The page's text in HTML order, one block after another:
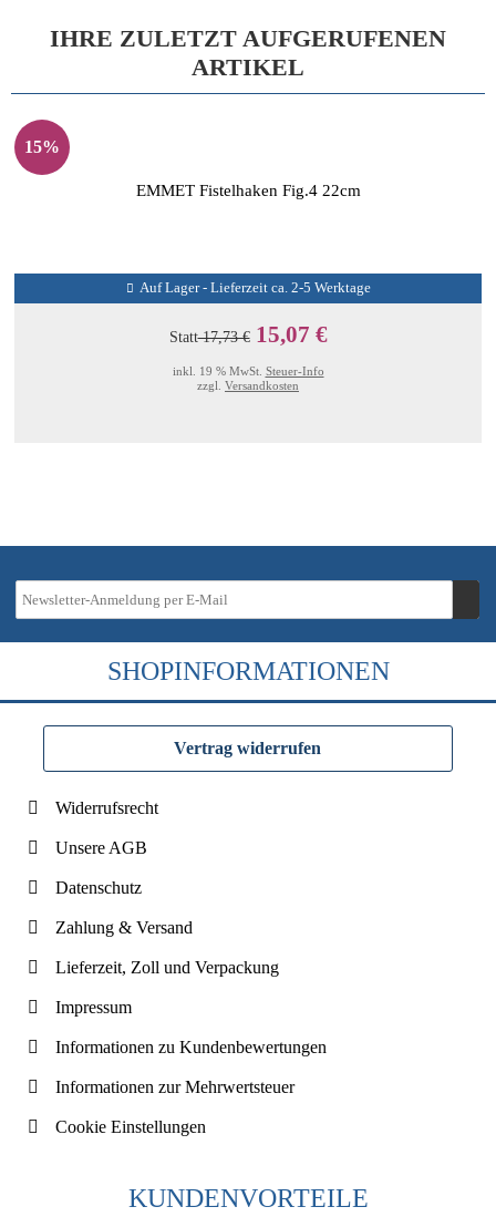
IHRE ZULETZT AUFGERUFENEN
ARTIKEL
15%
EMMET Fistelhaken Fig.4 22cm
Auf Lager - Lieferzeit ca. 2-5 Werktage
Statt17,73 € 15,07 €
inkl. 19 % MwSt. Steuer-Info
zzgl. Versandkosten
SHOPINFORMATIONEN
Vertrag widerrufen
Widerrufsrecht
Unsere AGB
Datenschutz
Zahlung & Versand
Lieferzeit, Zoll und Verpackung
Impressum
Informationen zu Kundenbewertungen
Informationen zur Mehrwertsteuer
Cookie Einstellungen
KUNDENVORTEILE